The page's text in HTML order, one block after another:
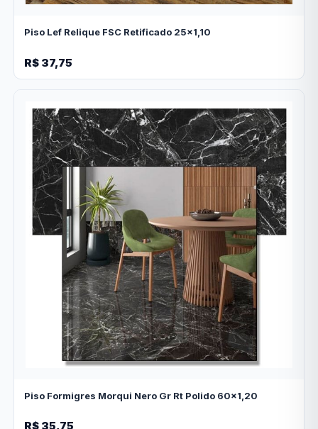
Piso Lef Relique FSC Retificado 25x1,10
R$ 37,75
Piso Formigres Morqui Nero Gr Rt Polido 60x1,20
R$ 35,75